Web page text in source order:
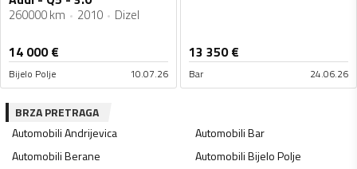
260000 km 2010 Dizel
14 000€
Bijelo Polje 10.07.26
13 350€
Bar 24.06.26
BRZA PRETRAGA
AutomobiliAndrijevica AutomobiliBar
AutomobiliBerane AutomobiliBijelo Polje